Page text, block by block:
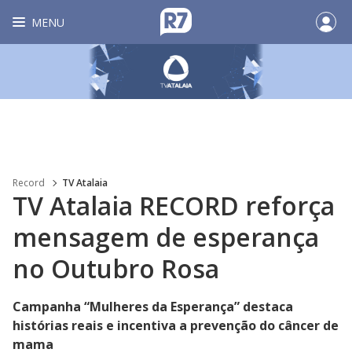
MENU
Record TV Atalaia
TV Atalaia RECORD reforça
mensagem de esperança
no Outubro Rosa
Campanha “Mulheres da Esperança” destaca
histórias reais e incentiva a prevenção do câncer de
mama